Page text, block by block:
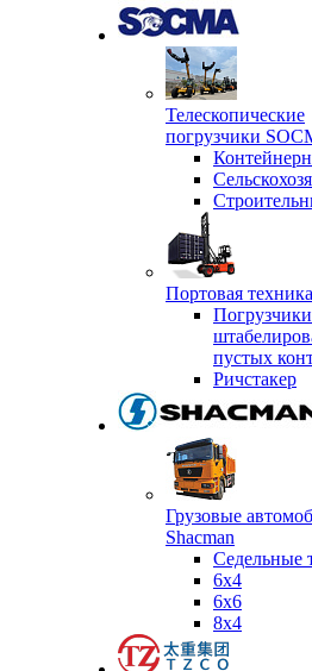
Телескопические
погрузчики
Портовая
пустых
Ричстакер
Грузовые
Shacman
Седельные
6х4
6x6
8x4